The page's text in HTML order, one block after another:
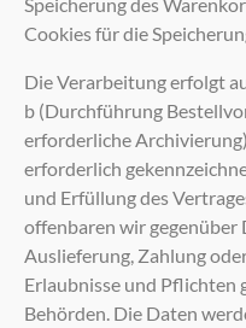
Cookies für die
Die Verarbeitung erfolgt
b (Durchführung
erforderliche
erforderlich
und Erfüllung des
offenbaren wir
Auslieferung, Zahlung
Erlaubnisse und Pflichten
Behörden. Die Daten